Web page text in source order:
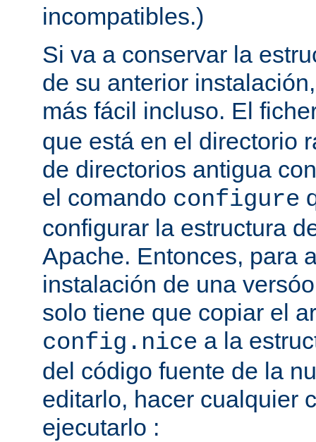
incompatibles.)
Si va a conservar la
de su anterior
más fácil incluso. El
que está en el directorio
de directorios antigua
el comando configure
configurar la estructura
Apache. Entonces, para
instalación de una
solo tiene que copiar el
config.nice a la
del código fuente de la
editarlo, hacer cualquier
ejecutarlo :